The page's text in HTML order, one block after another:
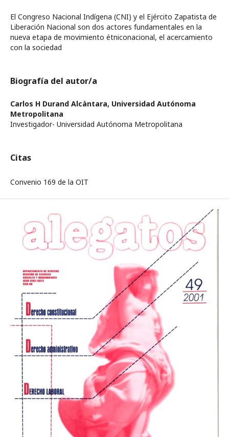
El Congreso Nacional Indígena (CNI) y el Ejército Zapatista de
Liberación Nacional son dos actores fundamentales en la
nueva etapa de movimiento étniconacional, el acercamiento
con la sociedad
Biografía del autor/a
Carlos H Durand Alcàntara, Universidad Autónoma
Metropolitana
Investigador- Universidad Autónoma Metropolitana
Citas
Convenio 169 de la OIT